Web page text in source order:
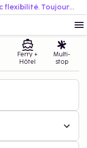
Réservez facilement. Voyagez avec flexibilité. Toujours au meilleur prix.
Ferry +
Hôtel
Multi-
stop